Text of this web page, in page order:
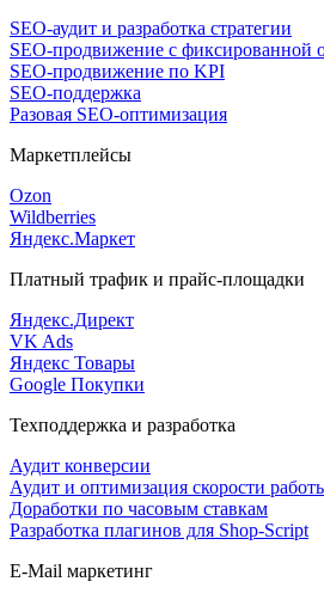
SEO-аудит и разработка стратегии
SEO-продвижение с фиксированной
SEO-продвижение по KPI
SEO-поддержка
Разовая SEO-оптимизация
Маркетплейсы
Ozon
Wildberries
Яндекс.Маркет
Платный трафик и прайс-площадки
Яндекс.Директ
VK Ads
Яндекс Товары
Google Покупки
Техподдержка и разработка
Аудит конверсии
Аудит и оптимизация скорости
Доработки по часовым ставкам
Разработка плагинов для Shop-Script
E-Mail маркетинг